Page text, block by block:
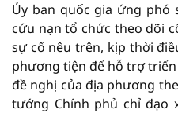
Ủy ban quốc gia ứng phó
cứu nạn tổ chức theo dõi
sự cố nêu trên, kịp thời
phương tiện để hỗ trợ
đề nghị của địa phương
tướng Chính phủ chỉ đạo